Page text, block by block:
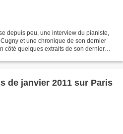
depuis peu, une interview du pianiste,
et une chronique de son dernier
côté quelques extraits de son dernier
de janvier 2011 sur Paris